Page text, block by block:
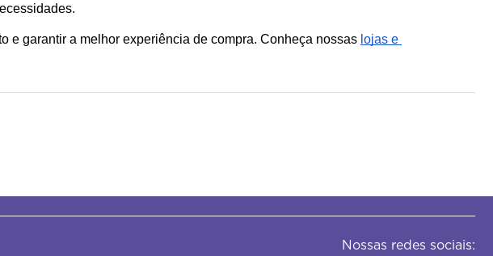
e garantir a melhor experiência de compra. Conheça nossas lojas e
Nossas redes sociais: